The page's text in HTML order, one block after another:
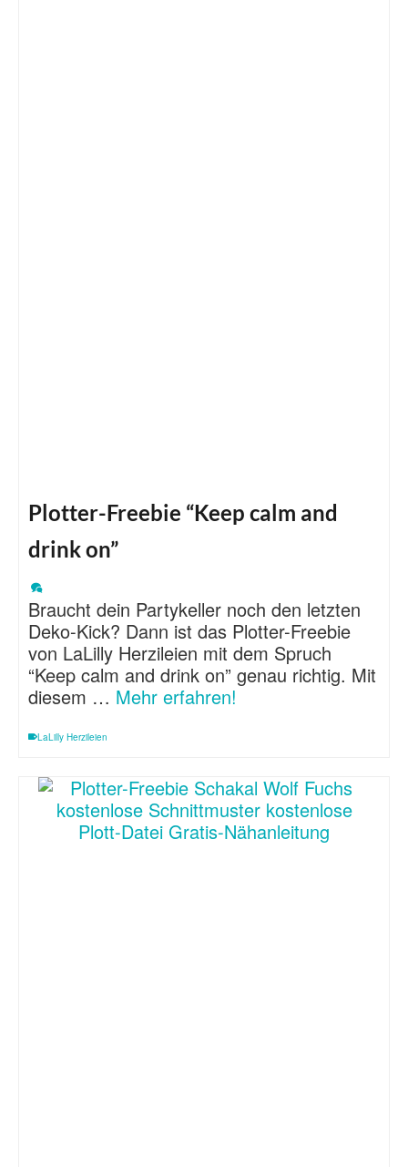
Plotter-Freebie “Keep calm and
drink on”
Braucht dein Partykeller noch den letzten
Deko-Kick? Dann ist das Plotter-Freebie
von LaLilly Herzileien mit dem Spruch
“Keep calm and drink on” genau richtig. Mit
diesem … Mehr erfahren!
LaLilly Herzileien